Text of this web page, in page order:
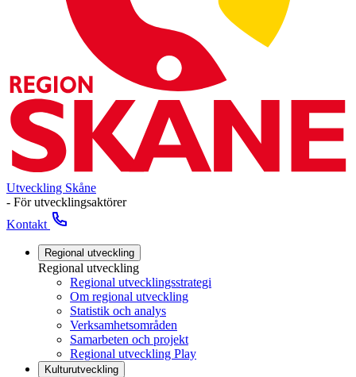
Utveckling Skåne
- För utvecklingsaktörer
Kontakt
Regional utveckling
Regional utveckling
Regional utvecklingsstrategi
Om regional utveckling
Statistik och analys
Verksamhetsområden
Samarbeten och projekt
Regional utveckling Play
Kulturutveckling